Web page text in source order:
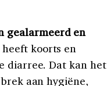
gealarmeerd en
koorts en
diarree. Dat kan het
aan hygiëne,